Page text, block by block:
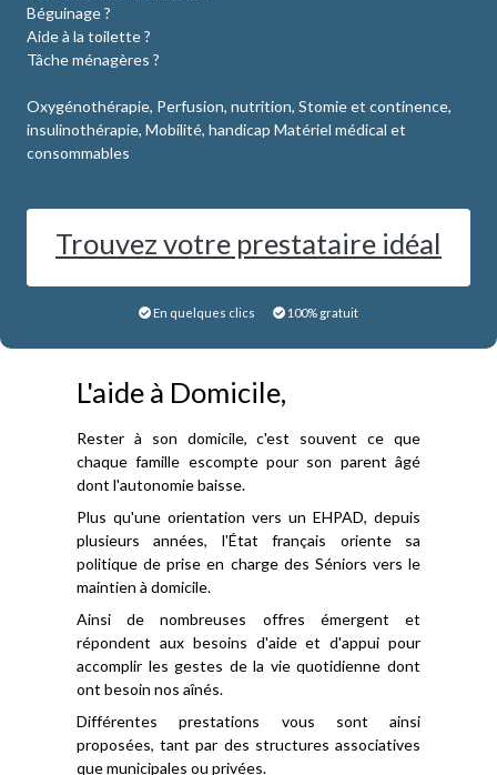
Béguinage ?
Aide à la toilette ?
Tâche ménagères ?
Oxygénothérapie, Perfusion, nutrition, Stomie et continence,
insulinothérapie, Mobilité, handicap Matériel médical et
consommables
Trouvez votre prestataire idéal
En quelques clics 100% gratuit
L'aide à Domicile,
Rester à son domicile, c'est souvent ce que
chaque famille escompte pour son parent âgé
dont l'autonomie baisse.
Plus qu'une orientation vers un EHPAD, depuis
plusieurs années, l'État français oriente sa
politique de prise en charge des Séniors vers le
maintien à domicile.
Ainsi de nombreuses offres émergent et
répondent aux besoins d'aide et d'appui pour
accomplir les gestes de la vie quotidienne dont
ont besoin nos aînés.
Différentes prestations vous sont ainsi
proposées, tant par des structures associatives
que municipales ou privées.